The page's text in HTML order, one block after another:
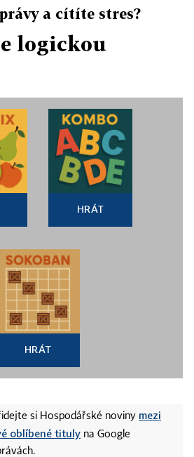
a cítíte stres?
logickou
HRÁT
HRÁT
si Hospodářské noviny mezi
oblíbené tituly na Google